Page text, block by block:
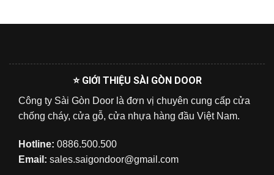
⭐ GIỚI THIỆU SÀI GÒN DOOR
Công ty Sài Gòn Door là đơn vị chuyên cung cấp cửa
chống cháy, cửa gỗ, cửa nhựa hàng đầu Việt Nam.
Hotline: 0886.500.500
Email: sales.saigondoor@gmail.com